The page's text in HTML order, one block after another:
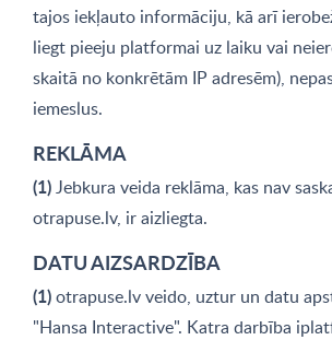
tajos iekļauto informāciju, kā arī
liegt pieeju platformai uz laiku vai
skaitā no konkrētām IP adresēm),
iemeslus.
REKLĀMA
(1)Jebkura veida reklāma, kas nav
otrapuse.lv, ir aizliegta.
DATU AIZSARDZĪBA
(1)otrapuse.lv veido, uztur un datu
"Hansa Interactive". Katra darbība